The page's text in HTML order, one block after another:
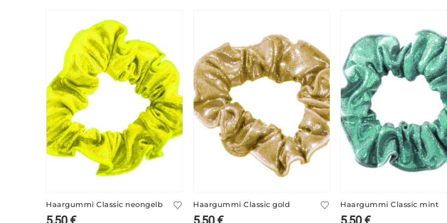
Haargummi Classic neongelb Haargummi Classic gold Haargummi Classic mint